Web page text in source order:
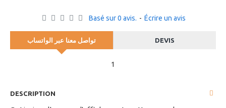
Basé sur 0 avis. - Écrire un avis
تواصل معنا عبر الواتساب DEVIS
1
DESCRIPTION